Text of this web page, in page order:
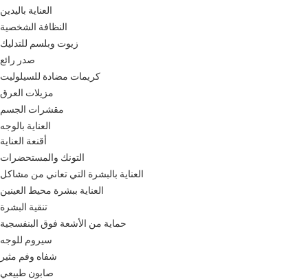
العناية باليدين
النظافة الشخصية
زيوت وبلسم للتدليك
صدر رائع
كريمات مضادة للسيلوليت
مزيلات العرق
مقشرات الجسم
العناية بالوجه
أقنعة العناية
التونك والمستحضرات
العناية بالبشرة التي تعاني من مشاكل
العناية ببشرة محيط العينين
تنقية البشرة
حماية من الأشعة فوق البنفسجية
سيروم للوجه
شفاه وفم مثير
صابون طبيعي